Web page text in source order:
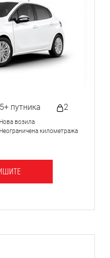
путника 2
Нова возила
Неограничена километража